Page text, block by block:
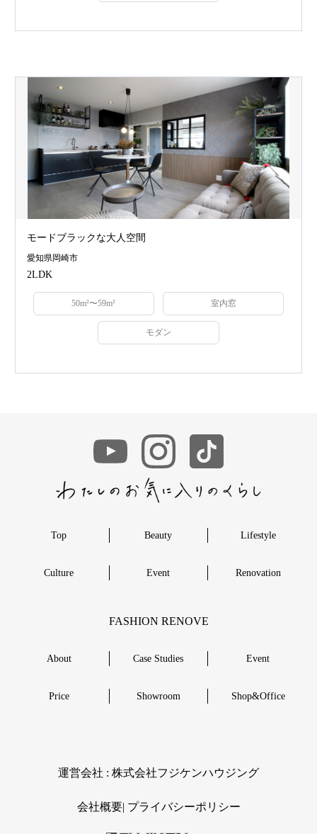
モードブラックな大人空間
愛知県岡崎市
2LDK
50m²〜59m² 室内窓
モダン
Top Beauty Lifestyle
Culture Event Renovation
FASHION RENOVE
About Case Studies Event
Price Showroom Shop&Office
︎運営会社 : 株式会社フジケンハウジング
会社概要| ︎プライバシーポリシー